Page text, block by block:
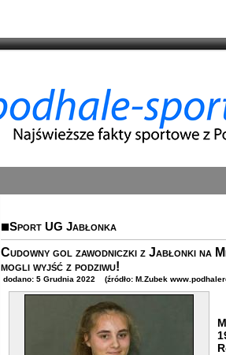
Sport UG Jabłonka
Cudowny gol zawodniczki z Jabłonki na
mogli wyjść z podziwu!
dodano: 5 Grudnia 2022 (źródło: M.Zubek